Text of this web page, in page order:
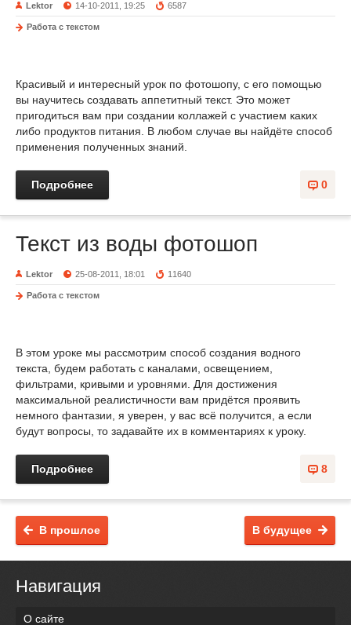
Lektor 14-10-2011, 19:25 6587
Работа с текстом
Красивый и интересный урок по фотошопу, с его помощью
вы научитесь создавать аппетитный текст. Это может
пригодиться вам при создании коллажей с участием каких
либо продуктов питания. В любом случае вы найдёте способ
применения полученных знаний.
0
Подробнее
Текст из воды фотошоп
Lektor 25-08-2011, 18:01 11640
Работа с текстом
В этом уроке мы рассмотрим способ создания водного
текста, будем работать с каналами, освещением,
фильтрами, кривыми и уровнями. Для достижения
максимальной реалистичности вам придётся проявить
немного фантазии, я уверен, у вас всё получится, а если
будут вопросы, то задавайте их в комментариях к уроку.
8
Подробнее
В будущее
В прошлое
Навигация
О сайте